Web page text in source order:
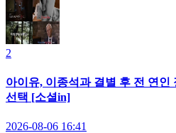
2
아이유, 이종석과 결별 후 전 연인
선택 [소셜in]
2026-08-06 16:41